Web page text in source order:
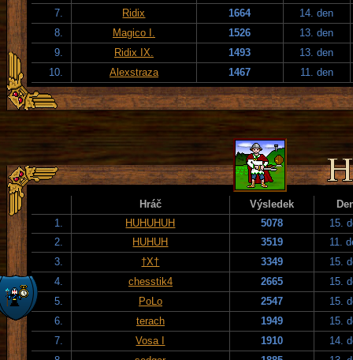
7.
Ridix 1664
14. den
8.
Magico I. 1526
13. den
9.
Ridix IX. 1493
13. den
10.
Alexstraza 1467 11. den
Hráč Výsledek
1.
HUHUHUH 5078
15.
2.
HUHUH 3519
11.
3.
†X† 3349
15.
4.
chesstik4 2665
15.
5.
PoLo 2547
15.
6.
terach 1949
15.
7.
Vosa I 1910
14.